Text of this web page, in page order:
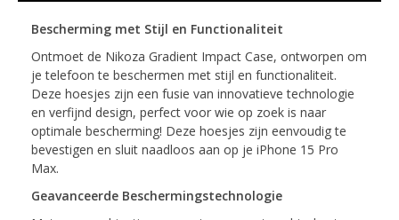
Bescherming met Stijl en Functionaliteit
Ontmoet de Nikoza Gradient Impact Case, ontworpen om
je telefoon te beschermen met stijl en functionaliteit.
Deze hoesjes zijn een fusie van innovatieve technologie
en verfijnd design, perfect voor wie op zoek is naar
optimale bescherming! Deze hoesjes zijn eenvoudig te
bevestigen en sluit naadloos aan op je iPhone 15 Pro
Max.
Geavanceerde Beschermingstechnologie